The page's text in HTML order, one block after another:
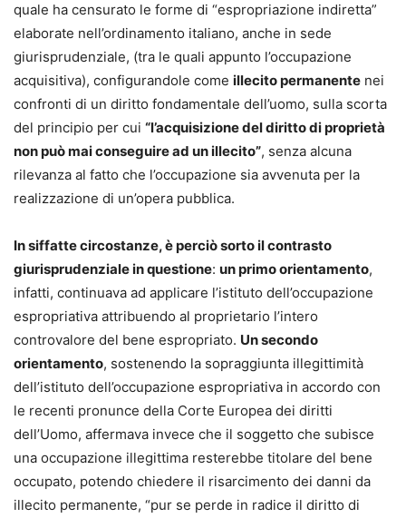
quale ha censurato le forme di “espropriazione indiretta”
elaborate nell’ordinamento italiano, anche in sede
giurisprudenziale, (tra le quali appunto l’occupazione
acquisitiva), configurandole come illecito permanente nei
confronti di un diritto fondamentale dell’uomo, sulla scorta
del principio per cui “l’acquisizione del diritto di proprietà
non può mai conseguire ad un illecito”, senza alcuna
rilevanza al fatto che l’occupazione sia avvenuta per la
realizzazione di un’opera pubblica.
In siffatte circostanze, è perciò sorto il contrasto
giurisprudenziale in questione: un primo orientamento,
infatti, continuava ad applicare l’istituto dell’occupazione
espropriativa attribuendo al proprietario l’intero
controvalore del bene espropriato. Un secondo
orientamento, sostenendo la sopraggiunta illegittimità
dell’istituto dell’occupazione espropriativa in accordo con
le recenti pronunce della Corte Europea dei diritti
dell’Uomo, affermava invece che il soggetto che subisce
una occupazione illegittima resterebbe titolare del bene
occupato, potendo chiedere il risarcimento dei danni da
illecito permanente, “pur se perde in radice il diritto di